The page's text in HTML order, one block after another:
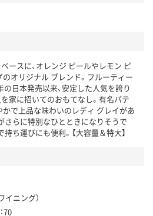
す。下記商品詳細「
／加点項目
」で確認できます。
ースに、オレンジ ピールやレモン ピ
のオリジナル ブレンド。フルーティー
の日本発売以来、安定した人気を誇り
家に招いてのおもてなし。有名パテ
かで上品な味わいのレディ グレイがあ
さらに特別なひとときになりそうで
ち運びにも便利。【大容量＆特大】
イニング）
70